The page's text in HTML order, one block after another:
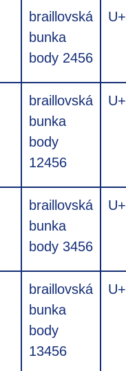
braillovská
bunka
body 2456
braillovská
bunka
body
12456
braillovská
bunka
body 3456
braillovská
bunka
body
13456